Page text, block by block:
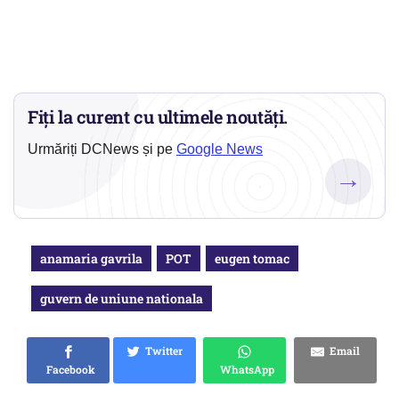
Fiți la curent cu ultimele noutăți.
Urmăriți DCNews și pe Google News
→
anamaria gavrila POT eugen tomac
guvern de uniune nationala
Facebook
Twitter
WhatsApp
Email